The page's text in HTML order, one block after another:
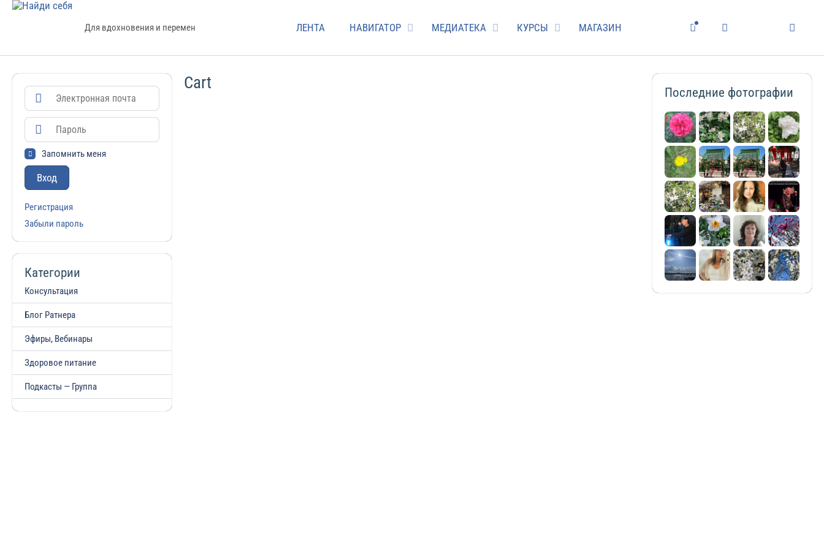
Для вдохновения и перемен ЛЕНТА НАВИГАТОР МЕДИАТЕКА КУРСЫ МАГАЗИН
Cart
Запомнить меня
Вход
Регистрация
Забыли пароль
Категории
Консультация
Блог Ратнера
Эфиры, Вебинары
Здоровое питание
Подкасты — Группа
Последние фотографии